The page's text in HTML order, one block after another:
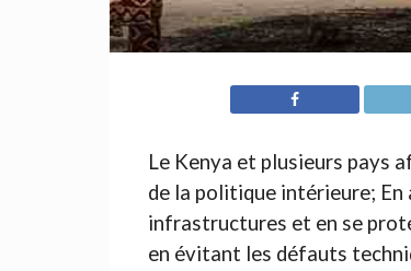
Le Kenya et plusieurs pays
de la politique intérieure; En
infrastructures et en se
en évitant les défauts